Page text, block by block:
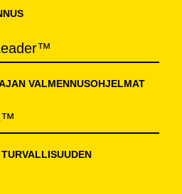
VALMENNUSOHJELMAT